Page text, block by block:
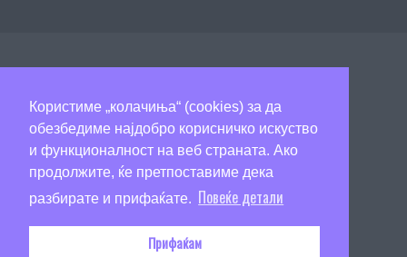
Користиме „колачиња“ (cookies) за да
обезбедиме најдобро корисничко искуство
и функционалност на веб страната. Ако
продолжите, ќе претпоставиме дека
разбирате и прифаќате. Повеќе детали
Прифаќам
описи на објекти да ги проверите директно во агенцијата телефонски, на mail или лично. Ви
благодариме на разбирањето.
© Copyright 2026Art of Travel